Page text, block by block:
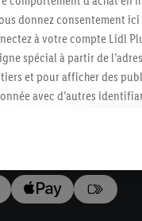
donnez consentement
à votre compte Lidl
spécial à partir de
et pour afficher des
avec d’autres
avez montré de l’intérêt
peuvent également
services de Lidl
identifiants dont
« Personnaliser », vous